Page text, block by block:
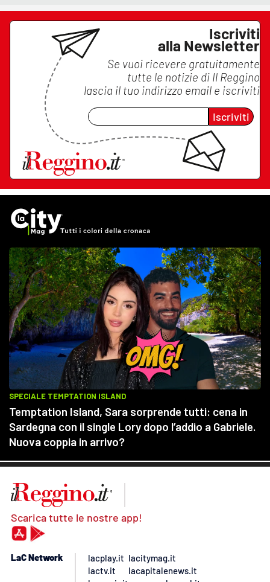
Iscriviti
alla Newsletter
Se vuoi ricevere gratuitamente
tutte le notizie di Il Reggino
lascia il tuo indirizzo email e iscriviti
Iscriviti
Scarica tutte le nostre app!
LaC Network
lacplay.it
lactv.it
lacitymag.it
lacapitalenews.it